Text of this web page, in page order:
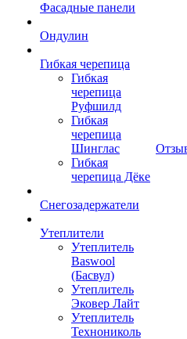
Фасадные панели
Ондулин
Гибкая черепица
Гибкая
черепица
Руфшилд
Гибкая
черепица
Шинглас
Гибкая
черепица Дёке
Снегозадержатели
Утеплители
Утеплитель
Baswool
(Басвул)
Утеплитель
Эковер Лайт
Утеплитель
Технониколь